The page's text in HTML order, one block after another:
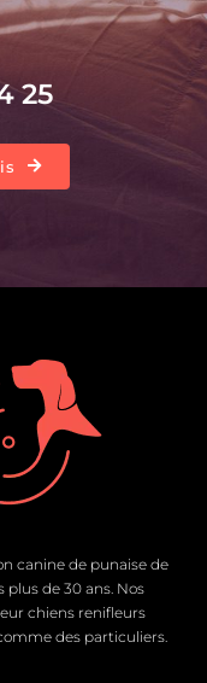
25
canine de punaise de
de 30 ans. Nos
chiens renifleurs
des particuliers.